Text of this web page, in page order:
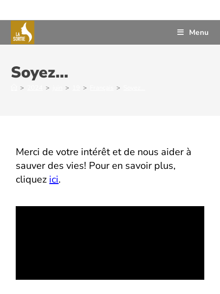
Menu
Soyez…
> > > > >
Merci de votre intérêt et de nous aider à
sauver desvies! Pour en savoir plus,
cliquez ici.